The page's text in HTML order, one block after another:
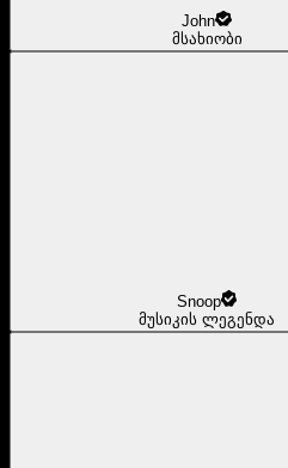
John
მსახიობი
Snoop
მუსიკის ლეგენდა